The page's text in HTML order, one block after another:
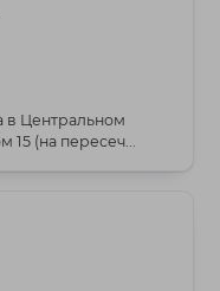
в Центральном
(на пересеч...